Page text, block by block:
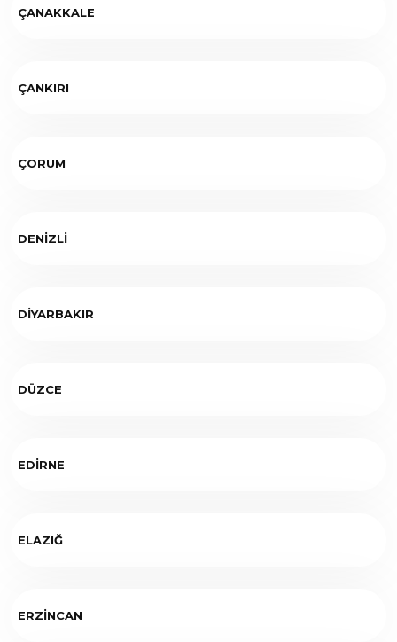
ÇANAKKALE
ÇANKIRI
ÇORUM
DENİZLİ
DİYARBAKIR
DÜZCE
EDİRNE
ELAZIĞ
ERZİNCAN